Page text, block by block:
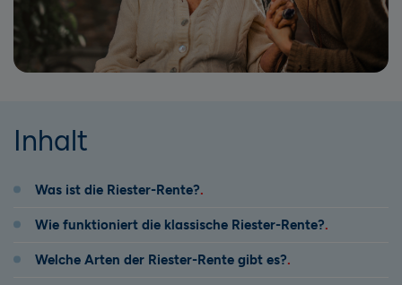
Inhalt
Was ist die Riester-Rente?
Wie funktioniert die klassische Riester-Rente?
Welche Arten der Riester-Rente gibt es?